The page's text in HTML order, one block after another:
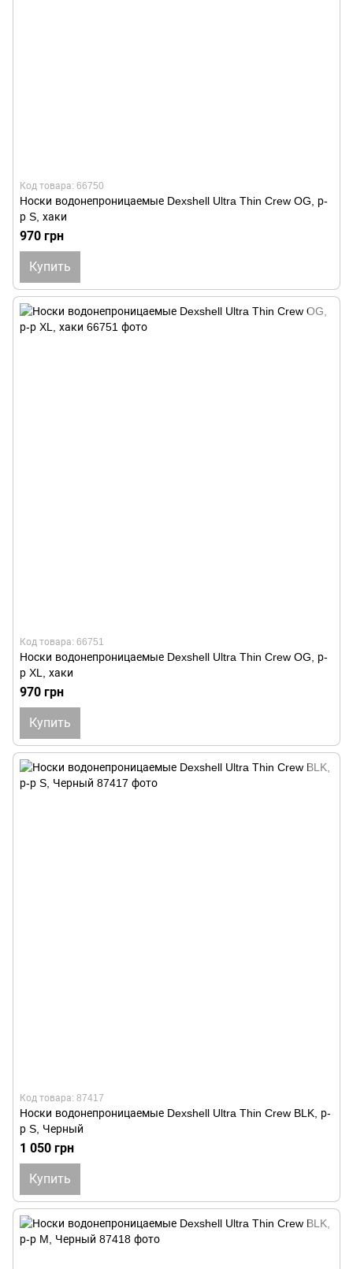
Код товара: 66750
Носки водонепроницаемые Dexshell Ultra Thin Crew OG, р-
р S, хаки
970 грн
Купить
Код товара: 66751
Носки водонепроницаемые Dexshell Ultra Thin Crew OG, р-
р XL, хаки
970 грн
Купить
Код товара: 87417
Носки водонепроницаемые Dexshell Ultra Thin Crew BLK, р-
р S, Черный
1 050 грн
Купить